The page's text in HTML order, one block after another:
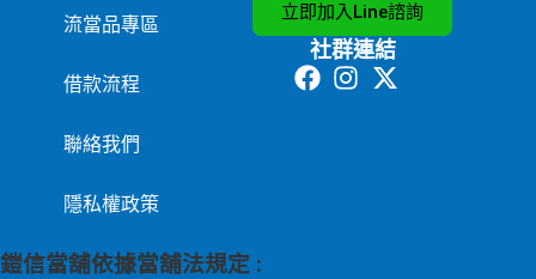
流當品專區
借款流程
聯絡我們
隱私權政策
立即加入Line諮詢
社群連結
鎧信當舖依據當舖法規定 :